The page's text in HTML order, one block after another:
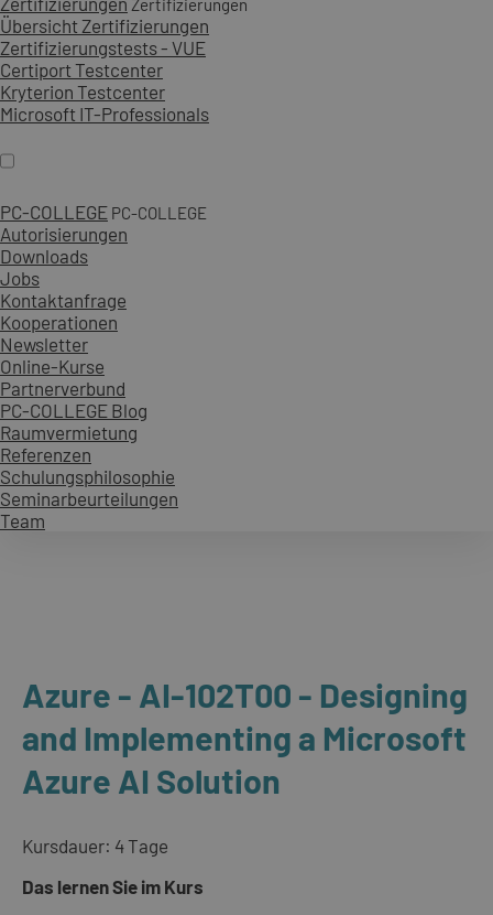
Zertifizierungen
Übersicht Zertifizierungen
Zertifizierungstests - VUE
Certiport Testcenter
Kryterion Testcenter
Microsoft IT-Professionals
PC-COLLEGE PC-COLLEGE
Autorisierungen
Downloads
Jobs
Kontaktanfrage
Kooperationen
Newsletter
Online-Kurse
Partnerverbund
PC-COLLEGE Blog
Raumvermietung
Referenzen
Schulungsphilosophie
Seminarbeurteilungen
Team
Azure - AI-102T00 - Designing
and Implementing a Microsoft
Azure AI Solution
Kursdauer: 4 Tage
Das lernen Sie im Kurs